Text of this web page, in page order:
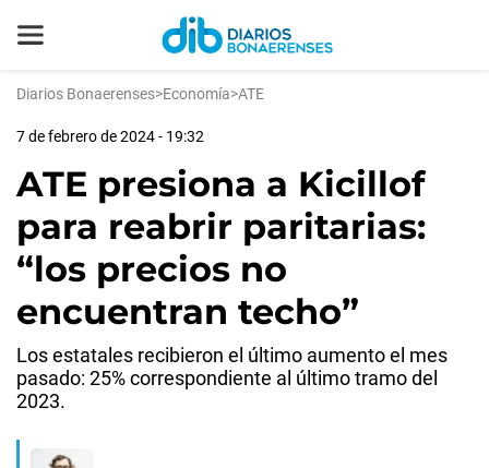
Diarios Bonaerenses>Economía>ATE
7 de febrero de 2024 - 19:32
ATE presiona a Kicillof
para reabrir paritarias:
“los precios no
encuentran techo”
Los estatales recibieron el último aumento el mes
pasado: 25% correspondiente al último tramo del
2023.